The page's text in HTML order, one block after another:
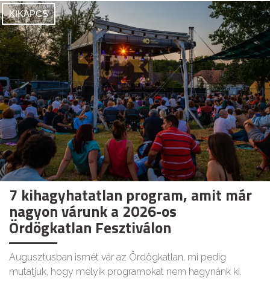
KIKAPCS
7 kihagyhatatlan program, amit már
nagyon várunk a 2026-os
Ördögkatlan Fesztiválon
Augusztusban ismét vár az Ördögkatlan, mi pedig
mutatjuk, hogy melyik programokat nem hagynánk ki.